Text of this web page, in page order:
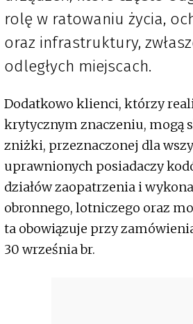
rolę w ratowaniu życia,
oraz infrastruktury,
odległych miejscach.
Dodatkowo klienci, którzy
krytycznym znaczeniu, mogą
zniżki, przeznaczonej dla
uprawnionych posiadaczy
działów zaopatrzenia i
obronnego, lotniczego oraz
ta obowiązuje przy
30 września br.